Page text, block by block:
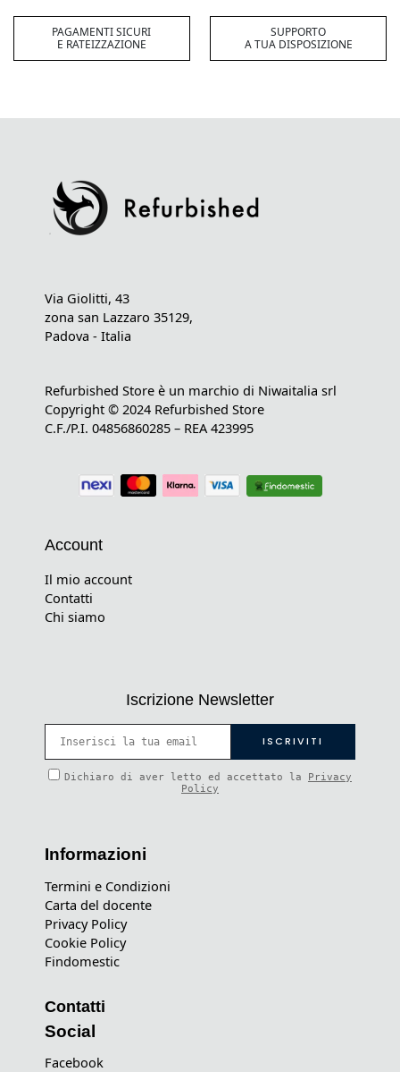
PAGAMENTI SICURI
E RATEIZZAZIONE
SUPPORTO
A TUA DISPOSIZIONE
Via Giolitti, 43
zona san Lazzaro 35129,
Padova - Italia
Refurbished Store è un marchio di Niwaitalia srl
Copyright © 2024 Refurbished Store
C.F./P.I. 04856860285 – REA 423995
Account
Il mio account
Contatti
Chi siamo
Iscrizione Newsletter
Dichiaro di aver letto ed accettato la
Privacy
Policy
Informazioni
Termini e Condizioni
Carta del docente
Privacy Policy
Cookie Policy
Findomestic
Contatti
Social
Facebook